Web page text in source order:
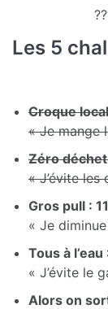
Les 5
Croque
« Je mange
Zéro
« J’évite les
Gros pull :
« Je
Tous à
« J’évite le
Alors on